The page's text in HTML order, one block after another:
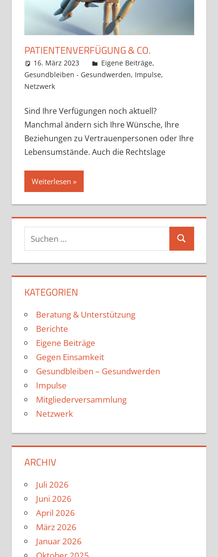
PATIENTENVERFÜGUNG & CO.
16. März 2023 Claudia Ollenhauer
Eigene Beiträge,
Gesundbleiben - Gesundwerden, Impulse,
Netzwerk
Sind Ihre Verfügungen noch aktuell?
Manchmal ändern sich Ihre Wünsche, Ihre
Beziehungen zu Vertrauenpersonen oder Ihre
Lebensumstände. Auch die Rechtslage
Weiterlesen
KATEGORIEN
Beratung & Unterstützung
Berichte
Eigene Beiträge
Gegen Einsamkeit
Gesundbleiben – Gesundwerden
Impulse
Mitgliederversammlung
Netzwerk
ARCHIV
Juli 2026
Juni 2026
April 2026
März 2026
Januar 2026